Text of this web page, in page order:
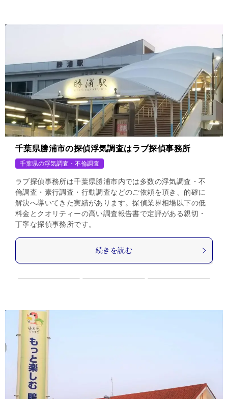
千葉県勝浦市の探偵浮気調査はラブ探偵事務所
千葉県の浮気調査・不倫調査
ラブ探偵事務所は千葉県勝浦市内では多数の浮気調査・不
倫調査・素行調査・行動調査などのご依頼を頂き、的確に
解決へ導いてきた実績があります。探偵業界相場以下の低
料金とクオリティーの高い調査報告書で定評がある親切・
丁寧な探偵事務所です。
続きを読む